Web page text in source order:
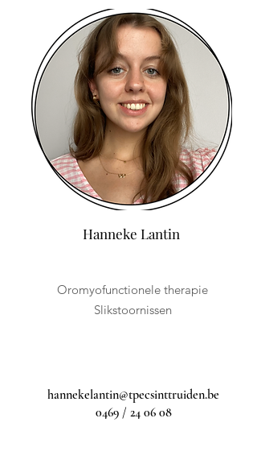
Hanneke Lantin
Oromyofunctionele therapie
Slikstoornissen
hannekelantin@tpecsinttruiden.be
0469 / 24 06 08